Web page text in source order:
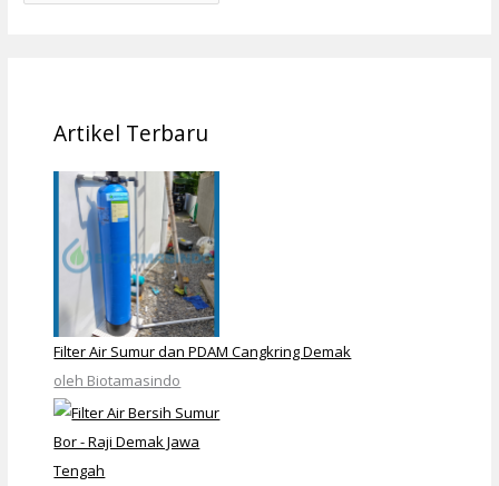
Artikel Terbaru
Filter Air Sumur dan PDAM Cangkring Demak
oleh Biotamasindo